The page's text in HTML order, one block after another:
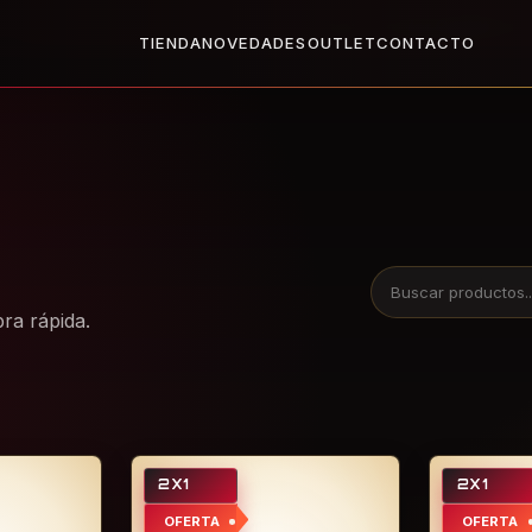
TIENDANOVEDADESOUTLETCONTACTO
rápida.
2X1
OFERTA
2X1
OFERTA